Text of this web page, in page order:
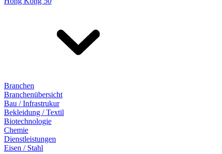
Branchen
Branchenübersicht
Bau / Infrastrukur
Bekleidung / Textil
Biotechnologie
Chemie
Dienstleistungen
Eisen / Stahl